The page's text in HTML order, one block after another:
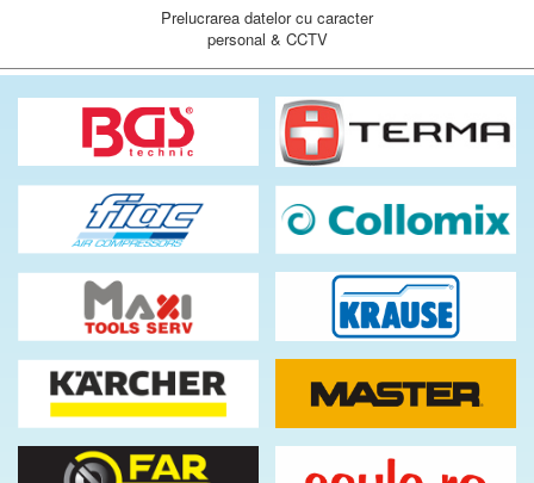
Prelucrarea datelor cu caracter
personal & CCTV